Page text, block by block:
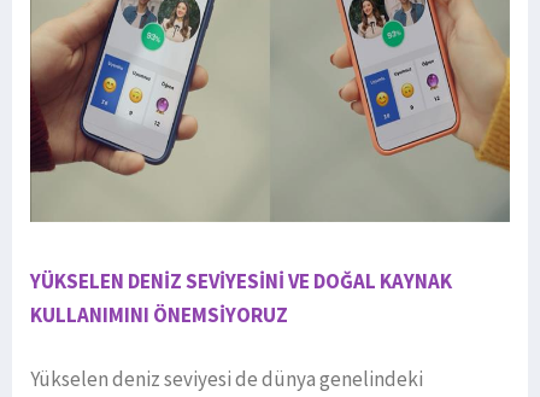
YÜKSELEN DENİZ SEVİYESİNİ VE DOĞAL KAYNAK
KULLANIMINI ÖNEMSİYORUZ
Yükselen deniz seviyesi de dünya genelindeki